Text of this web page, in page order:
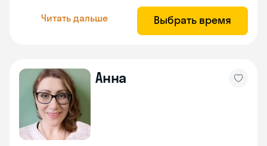
Читать дальше Выбрать время
Анна